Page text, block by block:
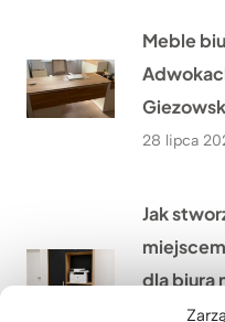
Meble
28 lipca
Jak
dla biura